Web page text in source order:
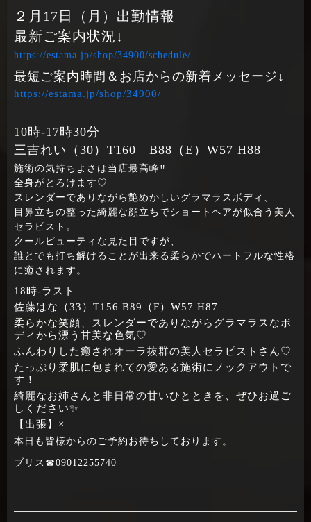
２月17日（月）出勤情報
最新ご案内状況↓
https://estama.jp/shop/34900/schedule/
最短ご案内時間＆お店からの新着メッセージ↓
https://estama.jp/shop/34900/
10時‐17時30分
三吉れい（30）T160 B88（E）W57 H88
施術の気持ちよさは当店最高峰‼
全身がとろけます♡
スレンダーでありながら艶めかしいグラマラスボディ、
目鼻立ちの整った綺麗な顔立ちでショートヘアが似合う美人
セラピスト。
クールビューティな見た目ですが、
誰とでも打ち解けることが出来る柔らかでハートフルな性格
に癒されます。
18時‐ラスト
佐藤はな（33）T156 B89（F）W57 H87
柔らかな笑顔、スレンダーでありながらグラマラスなボ
ディから漂う甘美な色気♡
ふんわりした癒されオーラ抜群の美人セラピストさん♡
たっぷり柔肌に包まれての愛ある施術にノックアウトで
す！
綺麗なお姉さんと非日常の甘いひとときを、ぜひお過ご
しください✨
【出張】×
本日も皆様からのご予約お待ちしております。
ブリス☎09012255740